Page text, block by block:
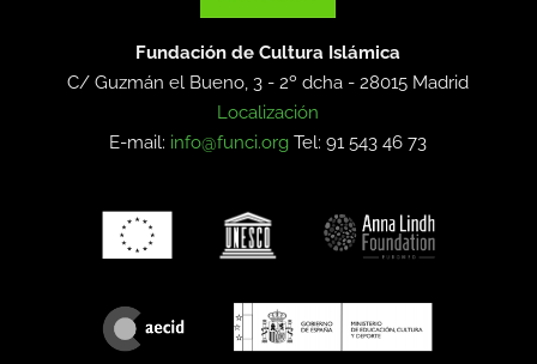
Fundación de Cultura Islámica
C/ Guzmán el Bueno, 3 - 2º dcha -28015 Madrid
Localización
E-mail: info@funci.org Tel: 91 543 46 73